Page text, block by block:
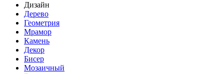
Дизайн
Дерево
Геометрия
Мрамор
Камень
Декор
Бисер
Мозаичный